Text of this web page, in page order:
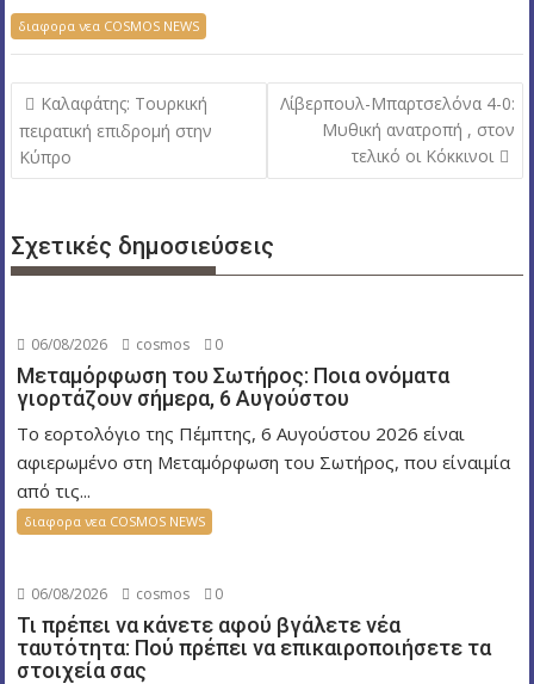
διαφορα νεα COSMOS NEWS
Π
λ
ο
η
ά
ρ
θ
ρ
ω
ν
Καλαφάτης: Τουρκική
πειρατική επιδρομή στην
Κύπρο
Λίβερπουλ-Μπαρτσελόνα 4-0:
Μυθική ανατροπή , στον
τελικό οι Κόκκινοι
Σχετικές δημοσιεύσεις
06/08/2026 cosmos 0
Μεταμόρφωση του Σωτήρος: Ποια ονόματα
γιορτάζουν σήμερα, 6 Αυγούστου
Το εορτολόγιο της Πέμπτης, 6 Αυγούστου 2026 είναι
αφιερωμένο στη Μεταμόρφωση του Σωτήρος, που είναιμία
από τις...
διαφορα νεα COSMOS NEWS
06/08/2026 cosmos 0
Τι πρέπει να κάνετε αφού βγάλετε νέα
ταυτότητα: Πού πρέπει να επικαιροποιήσετε τα
στοιχεία σας